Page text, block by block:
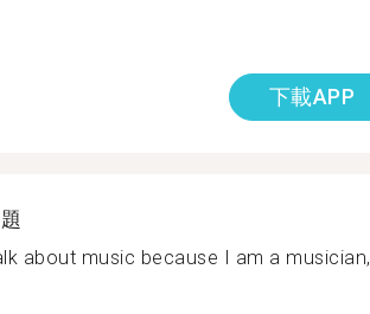
下載APP
about music because I am a musician,